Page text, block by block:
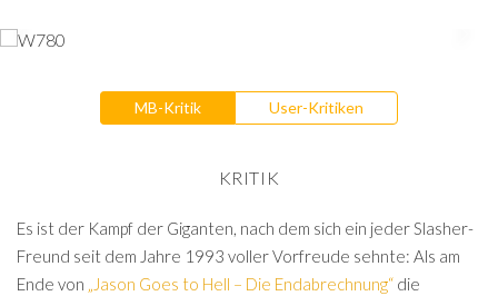
MB-Kritik User-Kritiken
KRITIK
Es ist der Kampf der Giganten, nach dem sich ein jeder Slasher-
Freund seit dem Jahre 1993 voller Vorfreude sehnte: Als am
Ende von
„Jason Goes to Hell – Die Endabrechnung“ die